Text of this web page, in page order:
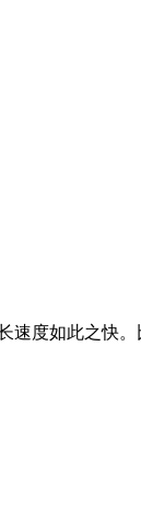
度如此之快